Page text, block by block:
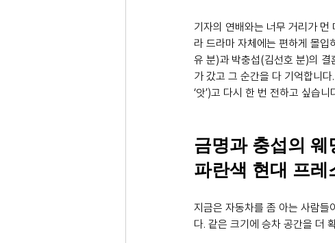
기자의 연배와는 너무 거리가 먼
라 드라마 자체에는 편하게 몰입
유 분)과 박충섭(김선호 분)의
가 갔고 그 순간을 다 기억합니
‘앗’)고 다시 한 번 전하고 싶습니
금명과 충섭의 웨
파란색 현대 프레
지금은 자동차를 좀 아는 사람들
다. 같은 크기에 승차 공간을 더